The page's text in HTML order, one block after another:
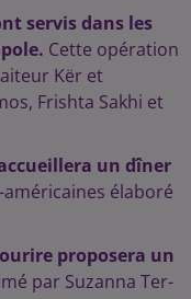
servis dans les
Cette opération
Kër et
Frishta Sakhi et
un dîner
élaboré
proposera un
par Suzanna Ter-